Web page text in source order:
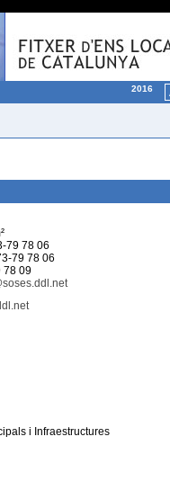
2016
79 78 06
79 78 06
78 09
i Infraestructures